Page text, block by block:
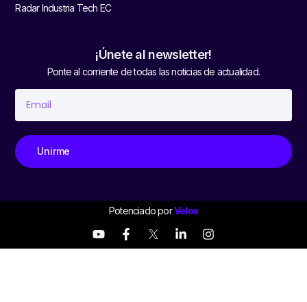
Radar Industria Tech EC
¡Únete al newsletter!
Ponte al corriente de todas las noticias de actualidad.
Unirme
Potenciado porVelox